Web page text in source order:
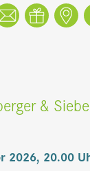
&
2026, 20.00